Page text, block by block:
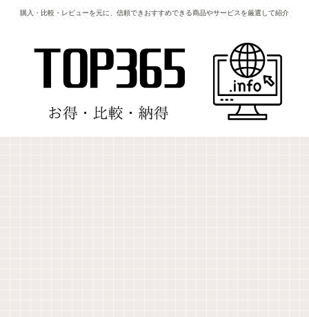
購入・比較・レビューを元に、信頼できおすすめできる商品やサービスを厳選して紹介